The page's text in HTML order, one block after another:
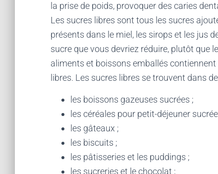
la prise de poids, provoquer des caries
Les sucres libres sont tous les sucres
présents dans le miel, les sirops et les jus
sucre que vous devriez réduire, plutôt que
aliments et boissons emballés
libres. Les sucres libres se trouvent dans
les boissons gazeuses sucrées ;
les céréales pour petit-déjeuner
les gâteaux ;
les biscuits ;
les pâtisseries et les puddings ;
les sucreries et le chocolat ;